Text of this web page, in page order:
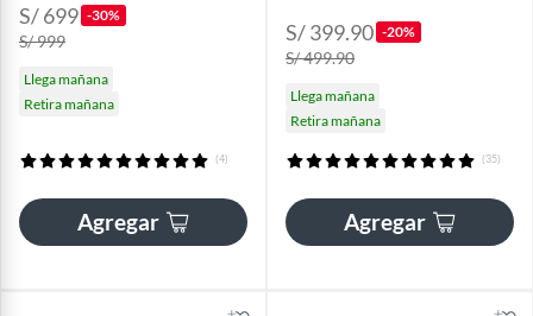
S/ 699 -30%
S/ 999
Llega mañana
Retira mañana
(4)
Agregar
S/ 399.90 -20%
S/ 499.90
Llega mañana
Retira mañana
(35)
Agregar